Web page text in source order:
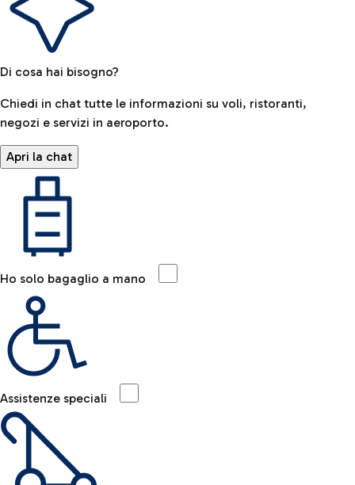
Di cosa hai bisogno?
Chiedi in chat tutte le informazioni su voli, ristoranti,
negozi e servizi in aeroporto.
Apri la chat
Ho solo bagaglio a mano
Assistenze speciali